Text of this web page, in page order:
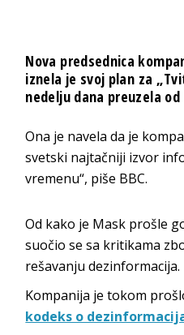
Nova predsednica
iznela je svoj plan za
nedelju dana preuzela
Ona je navela da je
svetski najtačniji izvor
vremenu“, piše BBC.
Od kako je Mask prošle
suočio se sa kritikama
rešavanju dezinformacija.
Kompanija je tokom
kodeks o